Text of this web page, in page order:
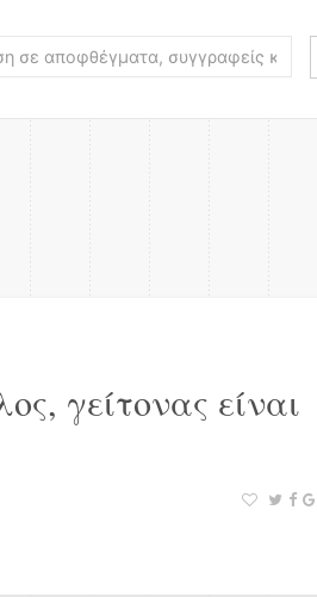
γείτονας είναι